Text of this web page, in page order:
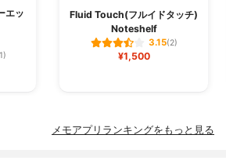
エッ
Fluid Touch(フルイドタッチ)
Noteshelf
3.15(2)
¥1,500
メモアプリランキングをもっと見る